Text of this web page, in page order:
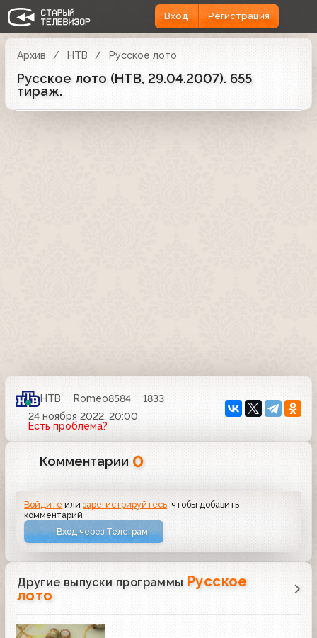
Вход Регистрация
Архив НТВ Русское лото
Русское лото (НТВ, 29.04.2007). 655
тираж.
НТВ Romeo8584
1833
24 ноября 2022, 20:00
Есть проблема?
Комментарии 0
Войдите илизарегистрируйтесь , чтобы добавить
комментарий
Вход через Телеграм
Другие выпуски программы Русское
лото